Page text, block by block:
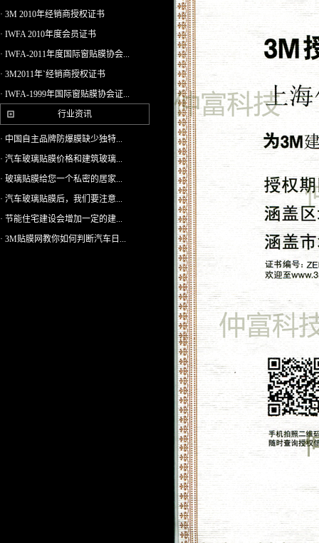
· 3M 2010年经销商授权证书
· IWFA 2010年度会员证书
· IWFA-2011年度国际窗贴膜协会...
· 3M2011年`经销商授权证书
· IWFA-1999年国际窗贴膜协会证...
行业资讯
· 中国自主品牌防爆膜缺少独特...
· 汽车玻璃贴膜价格和建筑玻璃...
· 玻璃贴膜给您一个私密的居家...
· 汽车玻璃贴膜后，我们要注意...
· 节能住宅建设会增加一定的建...
· 3M贴膜网教你如何判断汽车日...